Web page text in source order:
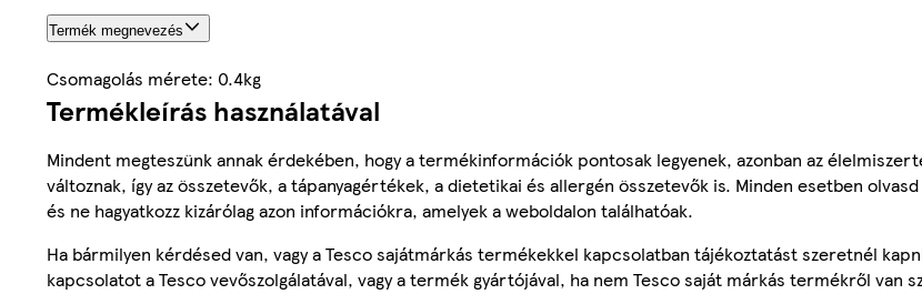
Termék megnevezés
Csomagolás mérete: 0.4kg
Termékleírás használatával
Mindent megteszünk annak érdekében, hogy a termékinformációk pontosak legyenek, azonban az
változnak, így az összetevők, a tápanyagértékek, a dietetikai és allergén összetevők is. Minden esetben
és ne hagyatkozz kizárólag azon információkra, amelyek a weboldalon találhatóak.
Ha bármilyen kérdésed van, vagy a Tesco sajátmárkás termékekkel kapcsolatban tájékoztatást szeretnél
kapcsolatot a Tesco vevőszolgálatával, vagy a termék gyártójával, ha nem Tesco saját márkás termékről van